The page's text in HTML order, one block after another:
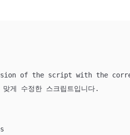
of the script with the
맞게 수정한 스크립트입니다.